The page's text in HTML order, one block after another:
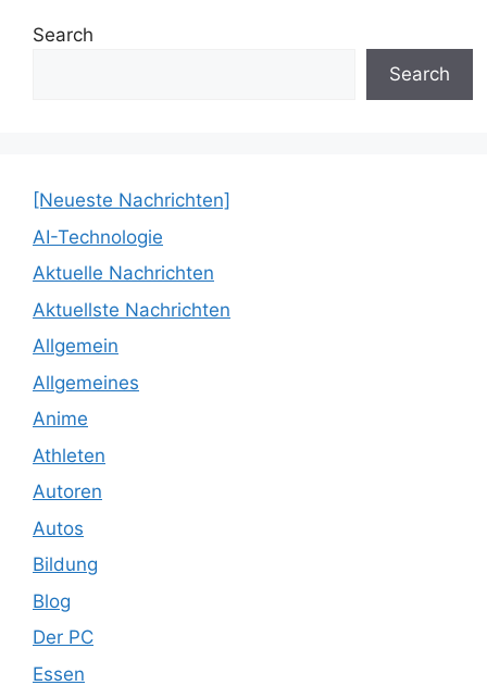
Search
Search
[Neueste Nachrichten]
AI-Technologie
Aktuelle Nachrichten
Aktuellste Nachrichten
Allgemein
Allgemeines
Anime
Athleten
Autoren
Autos
Bildung
Blog
Der PC
Essen